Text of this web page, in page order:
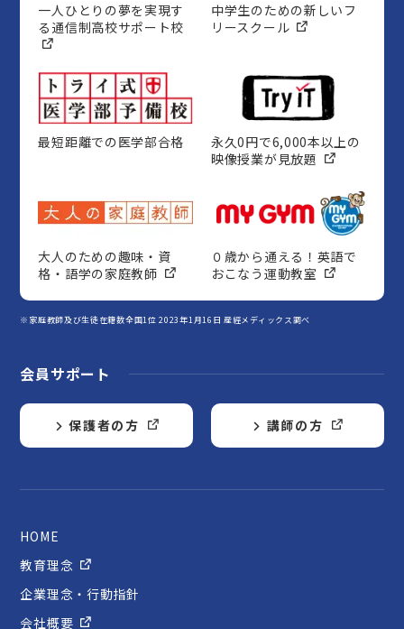
一人ひとりの夢を実現す
る通信制高校サポート校
中学生のための新しいフ
リースクール
最短距離での医学部合格
永久0円で6,000本以上の
映像授業が見放題
大人のための趣味・資
格・語学の家庭教師
０歳から通える！英語で
おこなう運動教室
※家庭教師及び生徒在籍数全国1位 2023年1月16日 産經メディックス調べ
会員サポート
保護者の方 講師の方
HOME
教育理念
企業理念・行動指針
会社概要